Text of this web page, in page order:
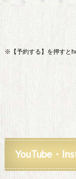
※【予約する】を押すと
YouTube ・